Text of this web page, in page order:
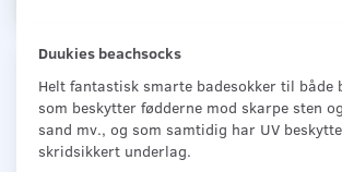
Duukies beachsocks
Helt fantastisk smarte badesokker til både
som beskytter fødderne mod skarpe sten
sand mv., og som samtidig har UV
skridsikkert underlag.